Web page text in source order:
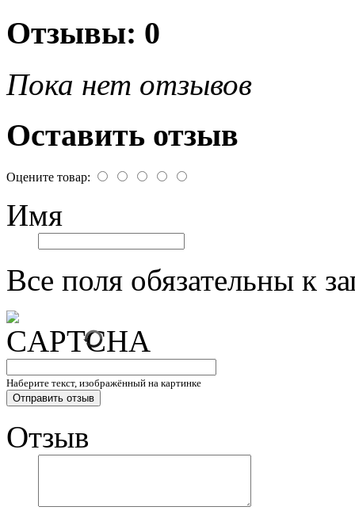
Отзывы: 0
Пока нет отзывов
Оставить отзыв
Оцените товар:
Имя
Все поля обязательны к
Наберите текст, изображённый на картинке
Отзыв